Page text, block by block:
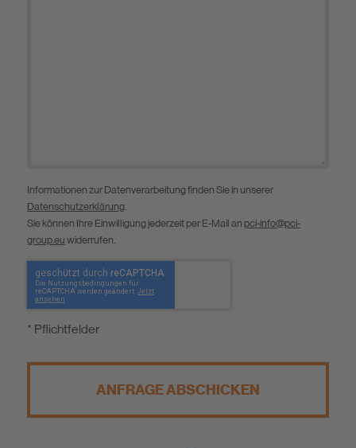
Informationen zur Datenverarbeitung finden Sie in unserer
Datenschutzerklärung.
Sie können Ihre Einwilligung jederzeit per E-Mail an pci-info@pci-
group.eu widerrufen.
* Pflichtfelder
ANFRAGE ABSCHICKEN